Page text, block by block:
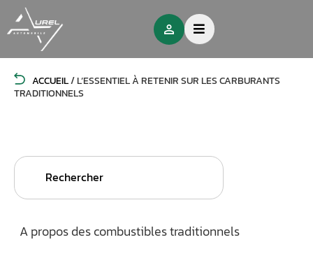
ACCUEIL/L’ESSENTIEL À RETENIR SUR LES CARBURANTS
TRADITIONNELS
Search
A propos des combustibles traditionnels